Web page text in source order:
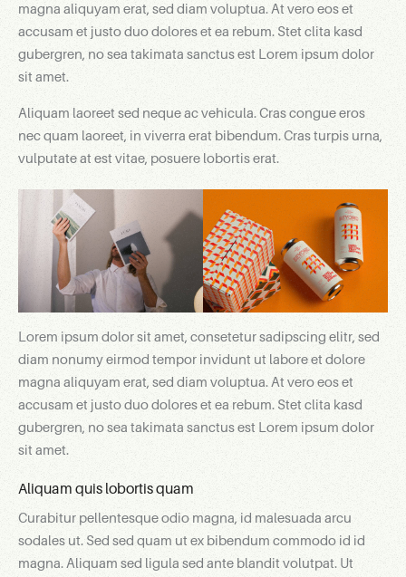
magna aliquyam erat, sed diam voluptua. At vero eos et
accusam et justo duo dolores et ea rebum. Stet clita kasd
gubergren, no sea takimata sanctus est Lorem ipsum dolor
sit amet.
Aliquam laoreet sed neque ac vehicula. Cras congue eros
nec quam laoreet, in viverra erat bibendum. Cras turpis urna,
vulputate at est vitae, posuere lobortis erat.
Lorem ipsum dolor sit amet, consetetur sadipscing elitr, sed
diam nonumy eirmod tempor invidunt ut labore et dolore
magna aliquyam erat, sed diam voluptua. At vero eos et
accusam et justo duo dolores et ea rebum. Stet clita kasd
gubergren, no sea takimata sanctus est Lorem ipsum dolor
sit amet.
Aliquam quis lobortis quam
Curabitur pellentesque odio magna, id malesuada arcu
sodales ut. Sed sed quam ut ex bibendum commodo id id
magna. Aliquam sed ligula sed ante blandit volutpat. Ut